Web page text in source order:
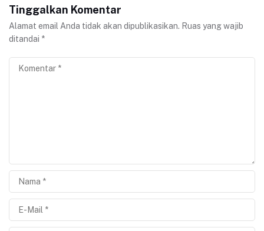
Tinggalkan Komentar
Alamat email Anda tidak akan dipublikasikan. Ruas yang wajib
ditandai *